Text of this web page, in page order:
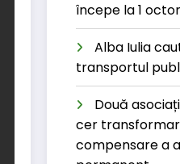
începe la 1
Alba Iulia
transportul
Două
cer
compensare a